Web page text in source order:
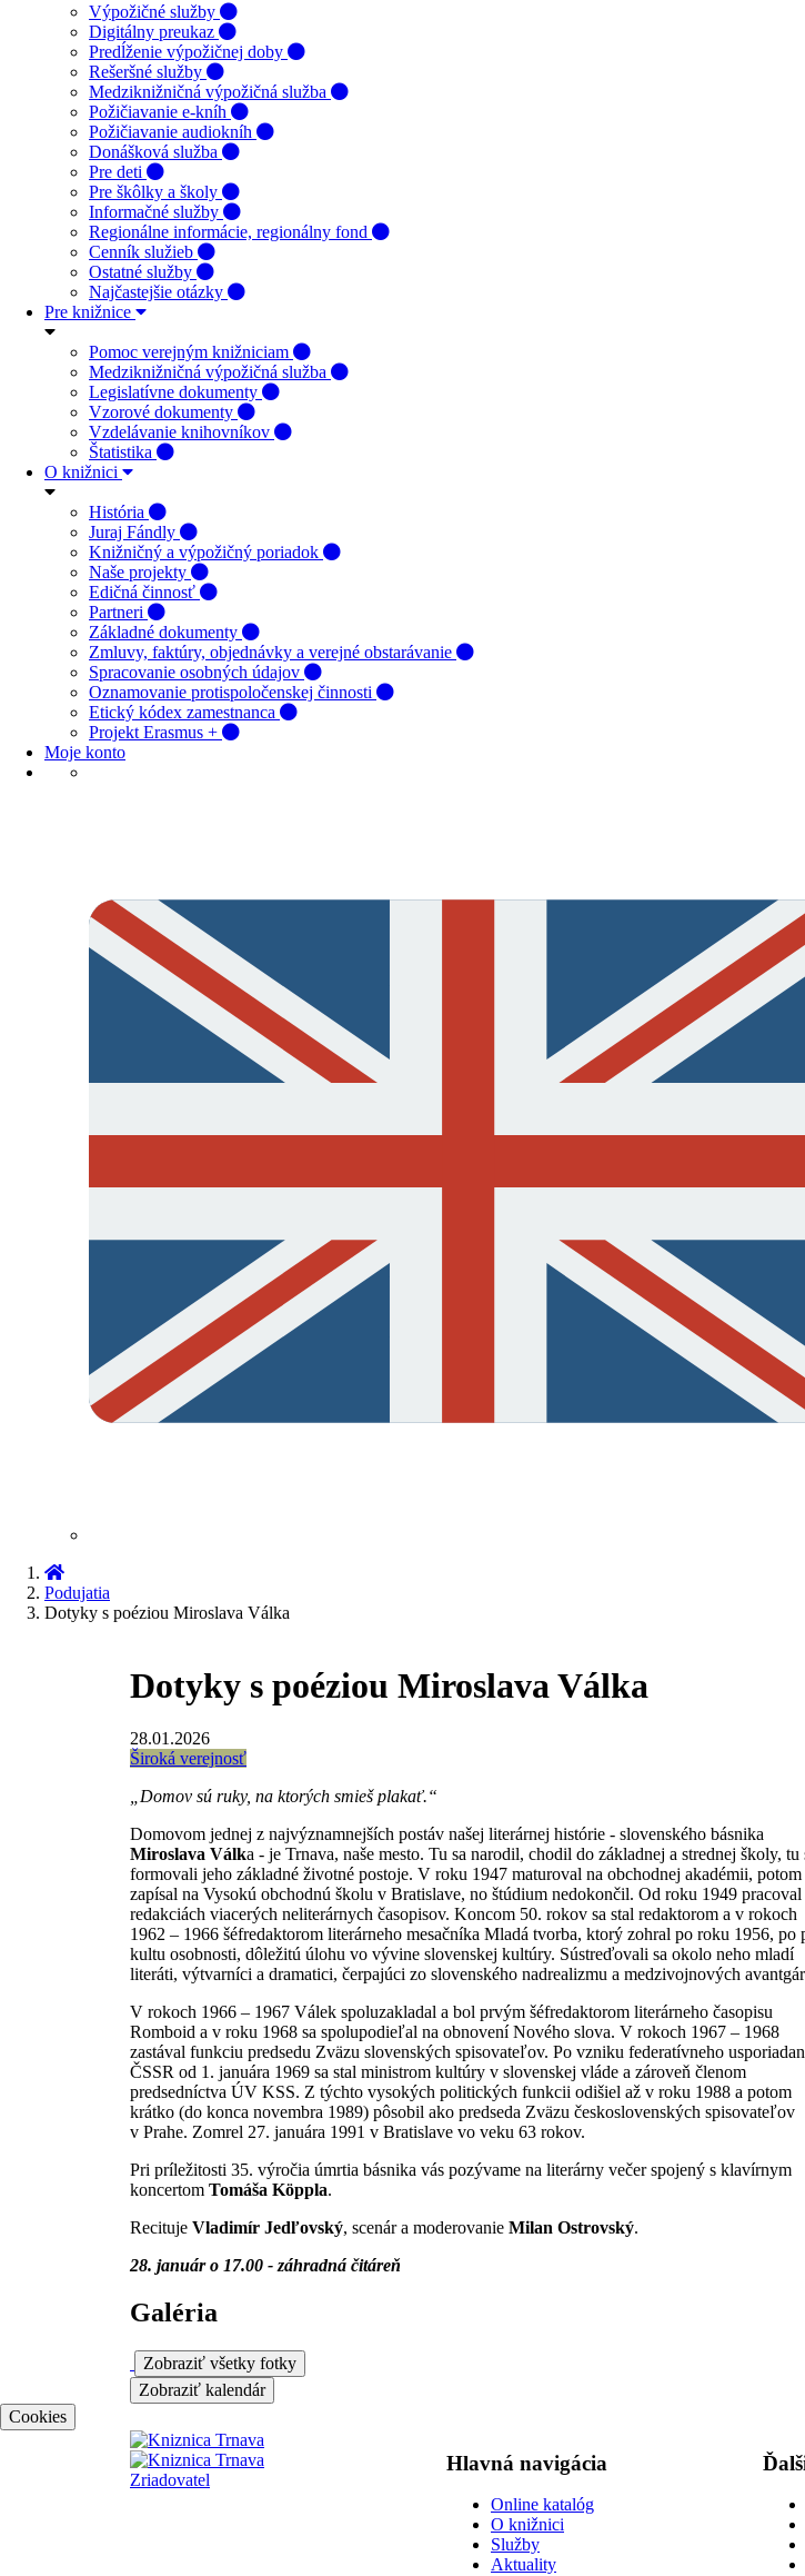
Výpožičné služby
Digitálny preukaz
Predĺženie výpožičnej doby
Rešeršné služby
Medziknižničná výpožičná služba
Požičiavanie e-kníh
Požičiavanie audiokníh
Donášková služba
Pre deti
Pre škôlky a školy
Informačné služby
Regionálne informácie, regionálny fond
Cenník služieb
Ostatné služby
Najčastejšie otázky
Pre knižnice
Pomoc verejným knižniciam
Medziknižničná výpožičná služba
Legislatívne dokumenty
Vzorové dokumenty
Vzdelávanie knihovníkov
Štatistika
O knižnici
História
Juraj Fándly
Knižničný a výpožičný poriadok
Naše projekty
Edičná činnosť
Partneri
Základné dokumenty
Zmluvy, faktúry, objednávky a verejné obstarávanie
Spracovanie osobných údajov
Oznamovanie protispoločenskej činnosti
Etický kódex zamestnanca
Projekt Erasmus +
Moje konto
Podujatia
Dotyky s poéziou Miroslava Válka
Dotyky s poéziou Miroslava Válka
28.01.2026
Široká verejnosť
„Domov sú ruky, na ktorých smieš plakať.“
Domovom jednej z najvýznamnejších postáv našej literárnej histórie - slovenského básnika
Miroslava Válka - je Trnava, naše mesto. Tu sa narodil, chodil do základnej a strednej školy, tu
formovali jeho základné životné postoje. V roku 1947 maturoval na obchodnej akadémii, potom
zapísal na Vysokú obchodnú školu v Bratislave, no štúdium nedokončil. Od roku 1949
redakciách viacerých neliterárnych časopisov. Koncom 50. rokov sa stal redaktorom a v rokoch
1962 – 1966 šéfredaktorom literárneho mesačníka Mladá tvorba, ktorý zohral po roku 1956, po
kultu osobnosti, dôležitú úlohu vo vývine slovenskej kultúry. Sústreďovali sa okolo neho mladí
literáti, výtvarníci a dramatici, čerpajúci zo slovenského nadrealizmu a medzivojnových
V rokoch 1966 – 1967 Válek spoluzakladal a bol prvým šéfredaktorom literárneho časopisu
Romboid a v roku 1968 sa spolupodieľal na obnovení Nového slova. V rokoch 1967 – 1968
zastával funkciu predsedu Zväzu slovenských spisovateľov. Po vzniku federatívneho
ČSSR od 1. januára 1969 sa stal ministrom kultúry v slovenskej vláde a zároveň členom
predsedníctva ÚV KSS. Z týchto vysokých politických funkcii odišiel až v roku 1988 a potom
krátko (do konca novembra 1989) pôsobil ako predseda Zväzu československých spisovateľov
v Prahe. Zomrel 27. januára 1991 v Bratislave vo veku 63 rokov.
Pri príležitosti 35. výročia úmrtia básnika vás pozývame na literárny večer spojený s klavírnym
koncertom Tomáša Köppla.
Recituje Vladimír Jedľovský, scenár a moderovanie Milan Ostrovský.
28. január o 17.00 - záhradná čitáreň
Galéria
Zobraziť všetky fotky
Zobraziť kalendár
Cookies
Hlavná navigácia
Online katalóg
O knižnici
Služby
Aktuality